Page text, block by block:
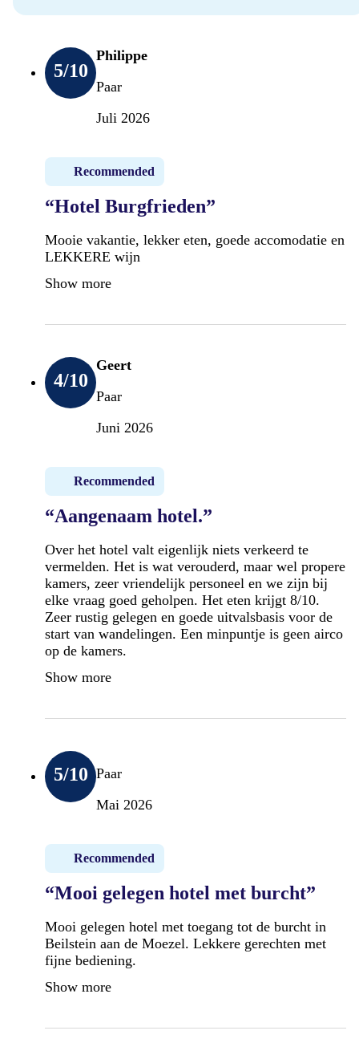
5/10
Philippe
Paar
Juli 2026
Recommended
“Hotel Burgfrieden”
Mooie vakantie, lekker eten, goede accomodatie en
LEKKERE wijn
Show more
4/10
Geert
Paar
Juni 2026
Recommended
“Aangenaam hotel.”
Over het hotel valt eigenlijk niets verkeerd te
vermelden. Het is wat verouderd, maar wel propere
kamers, zeer vriendelijk personeel en we zijn bij
elke vraag goed geholpen. Het eten krijgt 8/10.
Zeer rustig gelegen en goede uitvalsbasis voor de
start van wandelingen. Een minpuntje is geen airco
op de kamers.
Show more
5/10 Paar
Mai 2026
Recommended
“Mooi gelegen hotel met burcht”
Mooi gelegen hotel met toegang tot de burcht in
Beilstein aan de Moezel. Lekkere gerechten met
fijne bediening.
Show more